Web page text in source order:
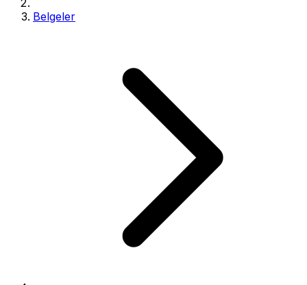
Belgeler